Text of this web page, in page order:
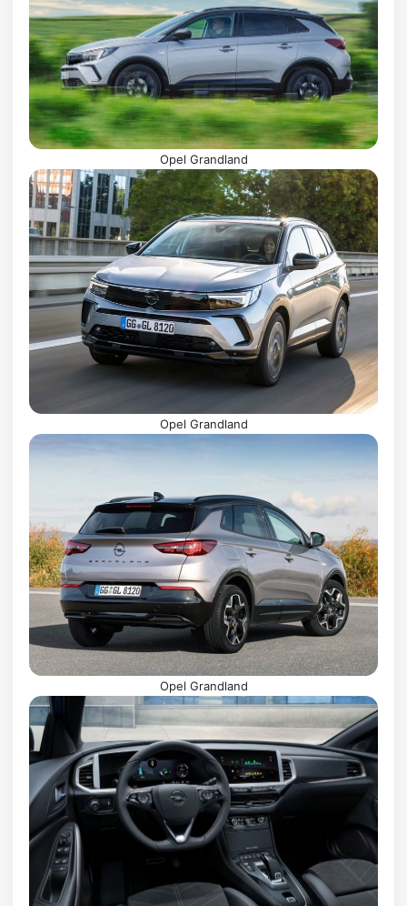
Opel Grandland
Opel Grandland
Opel Grandland